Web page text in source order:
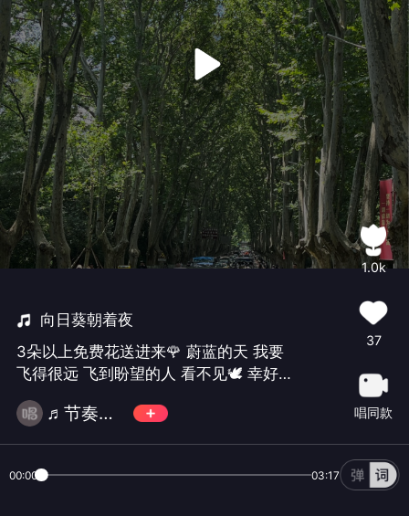
向日葵朝着夜
3朵以上免费花送进来🌹 蔚蓝的天 我要
飞得很远 飞到盼望的人 看不见🕊️ 幸好
我们的心 拧成一片一片一片 哪怕修好挡
雨的屋檐 用好几年 🌻明年的向日葵 请
你晚开一点 这样我才有时间 朝着夜追🏃
情 聊天不会💬 随着命运挑战 挑战我 然
♬节奏大苏🎉
1.0k
37
唱同款
00:00 03:17